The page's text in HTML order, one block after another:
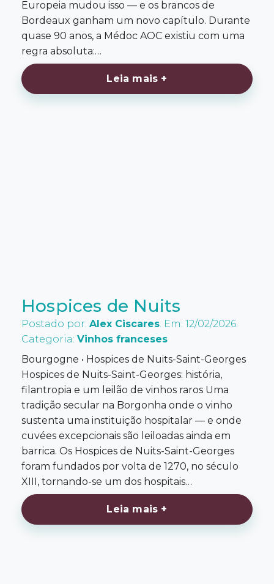
Europeia mudou isso — e os brancos de
Bordeaux ganham um novo capítulo. Durante
quase 90 anos, a Médoc AOC existiu com uma
regra absoluta:…
Leia mais +
Hospices de Nuits
Postado por: Alex Ciscares. Em: 12/02/2026.
Categoria: Vinhos franceses
Bourgogne • Hospices de Nuits-Saint-Georges
Hospices de Nuits-Saint-Georges: história,
filantropia e um leilão de vinhos raros Uma
tradição secular na Borgonha onde o vinho
sustenta uma instituição hospitalar — e onde
cuvées excepcionais são leiloadas ainda em
barrica. Os Hospices de Nuits-Saint-Georges
foram fundados por volta de 1270, no século
XIII, tornando-se um dos hospitais…
Leia mais +